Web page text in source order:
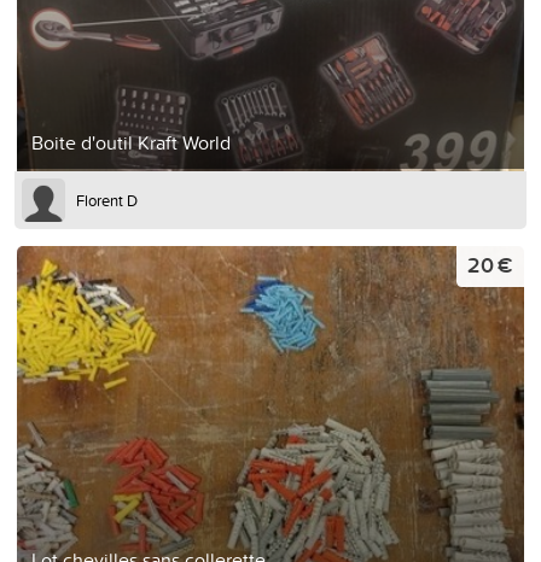
Boite d'outil Kraft World
Florent D
20 €